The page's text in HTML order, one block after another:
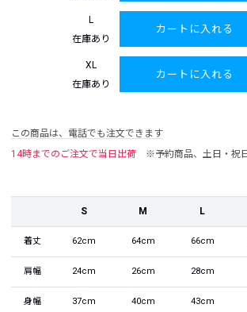
L
在庫あり
カートに入れる
XL
在庫あり
カートに入れる
この商品は、電話でも注文できます
14時までのご注文で当日出荷
※予約商品、土日・祝
S M L
着丈 62cm 64cm 66cm
肩幅 24cm 26cm 28cm
身幅 37cm 40cm 43cm